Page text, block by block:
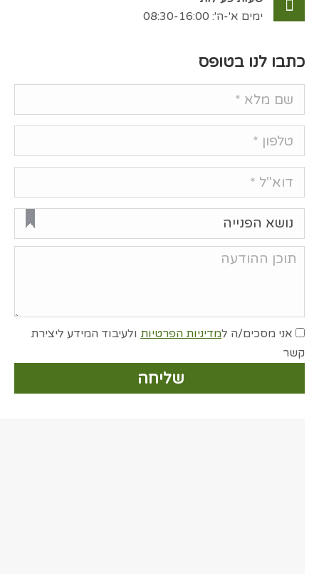
ימים א'-ה': 08:30-16:00
כתבו לנו בטופס
אני מסכים/ה למדיניות הפרטיות ולעיבוד המידע ליצירת
קשר